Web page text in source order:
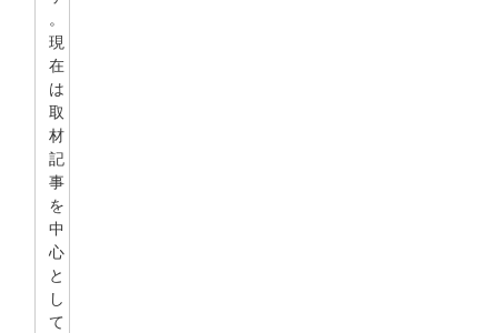
。
現
在
は
取
材
記
事
を
中
心
と
し
て